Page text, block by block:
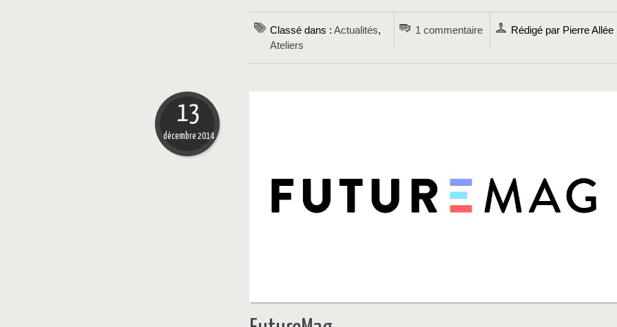
Classé dans : Actualités,
Ateliers
1 commentaire Rédigé par Pierre Allée
13
décembre 2014